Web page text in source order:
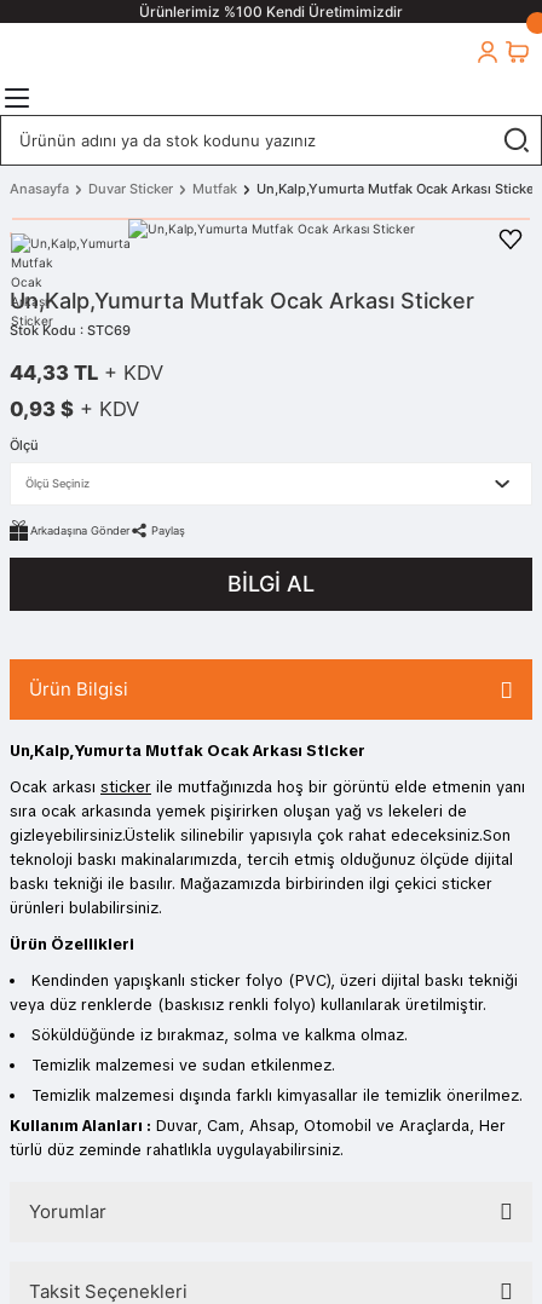
Ürünlerimiz %100 Kendi Üretimimizdir
Anasayfa Duvar Sticker Mutfak Un,Kalp,Yumurta Mutfak Ocak Arkası Sticker
Un,Kalp,Yumurta Mutfak Ocak Arkası Sticker
Stok Kodu : STC69
44,33 TL + KDV
0,93 $ + KDV
Ölçü
Arkadaşına Gönder Paylaş
BİLGİ AL
Ürün Bilgisi
Un,Kalp,Yumurta Mutfak Ocak Arkası Sticker
Ocak arkası sticker ile mutfağınızda hoş bir görüntü elde etmenin yanı
sıra ocak arkasında yemek pişirirken oluşan yağ vs lekeleri de
gizleyebilirsiniz.Üstelik silinebilir yapısıyla çok rahat edeceksiniz.Son
teknoloji baskı makinalarımızda, tercih etmiş olduğunuz ölçüde dijital
baskı tekniği ile basılır. Mağazamızda birbirinden ilgi çekici sticker
ürünleri bulabilirsiniz.
Ürün Özellikleri
Kendinden yapışkanlı sticker folyo (PVC), üzeri dijital baskı tekniği
veya düz renklerde (baskısız renkli folyo) kullanılarak üretilmiştir.
Söküldüğünde iz bırakmaz, solma ve kalkma olmaz.
Temizlik malzemesi ve sudan etkilenmez.
Temizlik malzemesi dışında farklı kimyasallar ile temizlik önerilmez.
Kullanım Alanları : Duvar, Cam, Ahsap, Otomobil ve Araçlarda, Her
türlü düz zeminde rahatlıkla uygulayabilirsiniz.
Yorumlar
Taksit Seçenekleri